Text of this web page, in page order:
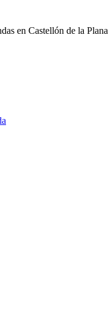
en Castellón de la Plana